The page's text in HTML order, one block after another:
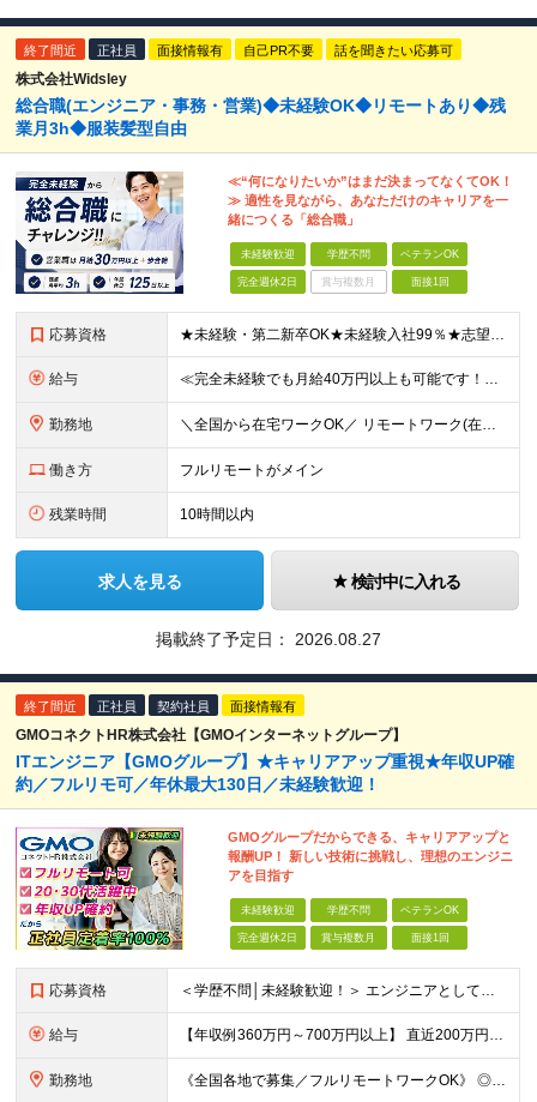
終了間近 正社員 面接情報有 自己PR不要 話を聞きたい応募可
株式会社Widsley
総合職(エンジニア・事務・営業)◆未経験OK◆リモートあり◆残
業月3h◆服装髪型自由
≪“何になりたいか”はまだ決まってなくてOK！
≫ 適性を見ながら、あなただけのキャリアを一
緒につくる「総合職」
未経験歓迎 学歴不問 ベテランOK
完全週休2日 賞与複数月 面接1回
応募資格 ★未経験・第二新卒OK★未経験入社99％★志望動機不問 ■職種・業界経験不問、第二新卒大歓迎！ ■学歴不問 ≪一つでも当てはまる方はぜひご応募ください！≫ □はっきりしたキャリアの希望がない □こ
給与 ≪完全未経験でも月給40万円以上も可能です！≫ -------------- 【1】ITエンジニア 月給26万円～50万円＋プロジェクト手当＋資格手当 【2】IT事務、営業事務 月給26万円～50万
勤務地 ＼全国から在宅ワークOK／ リモートワーク(在宅勤務)or東京本社、大阪支社、または東京23区、大阪のお客様先での勤務 ★転勤はありません ★希望をもとに配属先を決定します ★リモートワーク率5割
働き方 フルリモートがメイン
残業時間 10時間以内
求人を見る 検討中に入れる
掲載終了予定日： 2026.08.27
終了間近 正社員 契約社員 面接情報有
GMOコネクトHR株式会社【GMOインターネットグループ】
ITエンジニア【GMOグループ】★キャリアアップ重視★年収UP確
約／フルリモ可／年休最大130日／未経験歓迎！
GMOグループだからできる、キャリアアップと
報酬UP！ 新しい技術に挑戦し、理想のエンジニ
アを目指す
未経験歓迎 学歴不問 ベテランOK
完全週休2日 賞与複数月 面接1回
応募資格 ＜学歴不問│未経験歓迎！＞ エンジニアとしての実務経験をお持ちでない方も！ ◎未経験者も手厚くサポート！ └IT経験がなくても、研修制度や先輩エンジニアの支援が充実しており、ゼロからでも安心してチャ
給与 【年収例360万円～700万円以上】 直近200万円UPした例もあり！ ＜月給例＞ ・経験8年以上：月給54万円～＋決算賞与 ・経験5年以上：月給45万円～＋決算賞与 ・経験3年以上：月給35万円～
勤務地 《全国各地で募集／フルリモートワークOK》 ◎ご自宅から参画できるプロジェクトをご用意します！ ◎転居を伴う転勤はありません ※北海道から沖縄まで、全国各地にお住まいのエンジニアを歓迎！ ※職種・経